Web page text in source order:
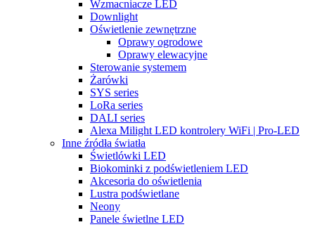
Wzmacniacze LED
Downlight
Oświetlenie zewnętrzne
Oprawy ogrodowe
Oprawy elewacyjne
Sterowanie systemem
Żarówki
SYS series
LoRa series
DALI series
Alexa Milight LED kontrolery WiFi | Pro-LED
Inne źródła światła
Świetlówki LED
Biokominki z podświetleniem LED
Akcesoria do oświetlenia
Lustra podświetlane
Neony
Panele świetlne LED